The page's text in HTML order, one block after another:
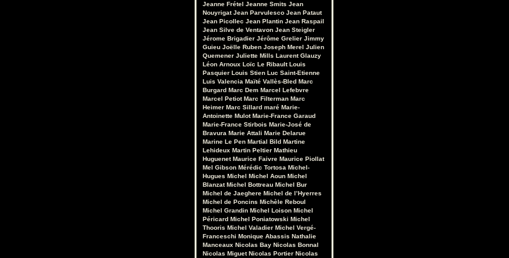
Jeanne Frétel Jeanne Smits Jean
Nouyrigat Jean Parvulesco Jean Pataut
Jean Picollec Jean Plantin Jean Raspail
Jean Silve de Ventavon Jean Steigler
Jérome Brigadier Jérôme Grelier Jimmy
Guieu Joëlle Ruben Joseph Merel Julien
Quemener Juliette Mills Laurent Glauzy
Léon Arnoux Loïc Le Ribault Louis
Pasquier Louis Stien Luc Saint-Etienne
Luis Valencia Maïté Vallès-Bled Marc
Burgard Marc Dem Marcel Lefebvre
Marcel Petiot Marc Filterman Marc
Heimer Marc Sillard maré Marie-
Antoinette Mulot Marie-France Garaud
Marie-France Stirbois Marie-José de
Bravura Marie Attali Marie Delarue
Marine Le Pen Martial Bild Martine
Lehideux Martin Peltier Mathieu
Huguenet Maurice Faivre Maurice Piollat
Mel Gibson Mérédic Tortosa Michel-
Hugues Michel Michel Aoun Michel
Blanzat Michel Bottreau Michel Bur
Michel de Jaeghere Michel de l’Hyerres
Michel de Poncins Michèle Reboul
Michel Grandin Michel Loison Michel
Péricard Michel Poniatowski Michel
Thooris Michel Valadier Michel Vergé-
Franceschi Monique Abassis Nathalie
Manceaux Nicolas Bay Nicolas Bonnal
Nicolas Miguet Nicolas Portier Nicolas